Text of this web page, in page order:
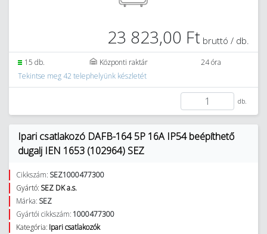
23 823,00 Ft bruttó / db.
15 db. Központi raktár
24 óra
Tekintse meg 42 telephelyünk készletét
db.
Ipari csatlakozó DAFB-164 5P 16A IP54 beépíthető
dugalj IEN 1653 (102964) SEZ
Cikkszám: SEZ1000477300
Gyártó: SEZ DK a.s.
Márka: SEZ
Gyártói cikkszám: 1000477300
Kategória: Ipari csatlakozók